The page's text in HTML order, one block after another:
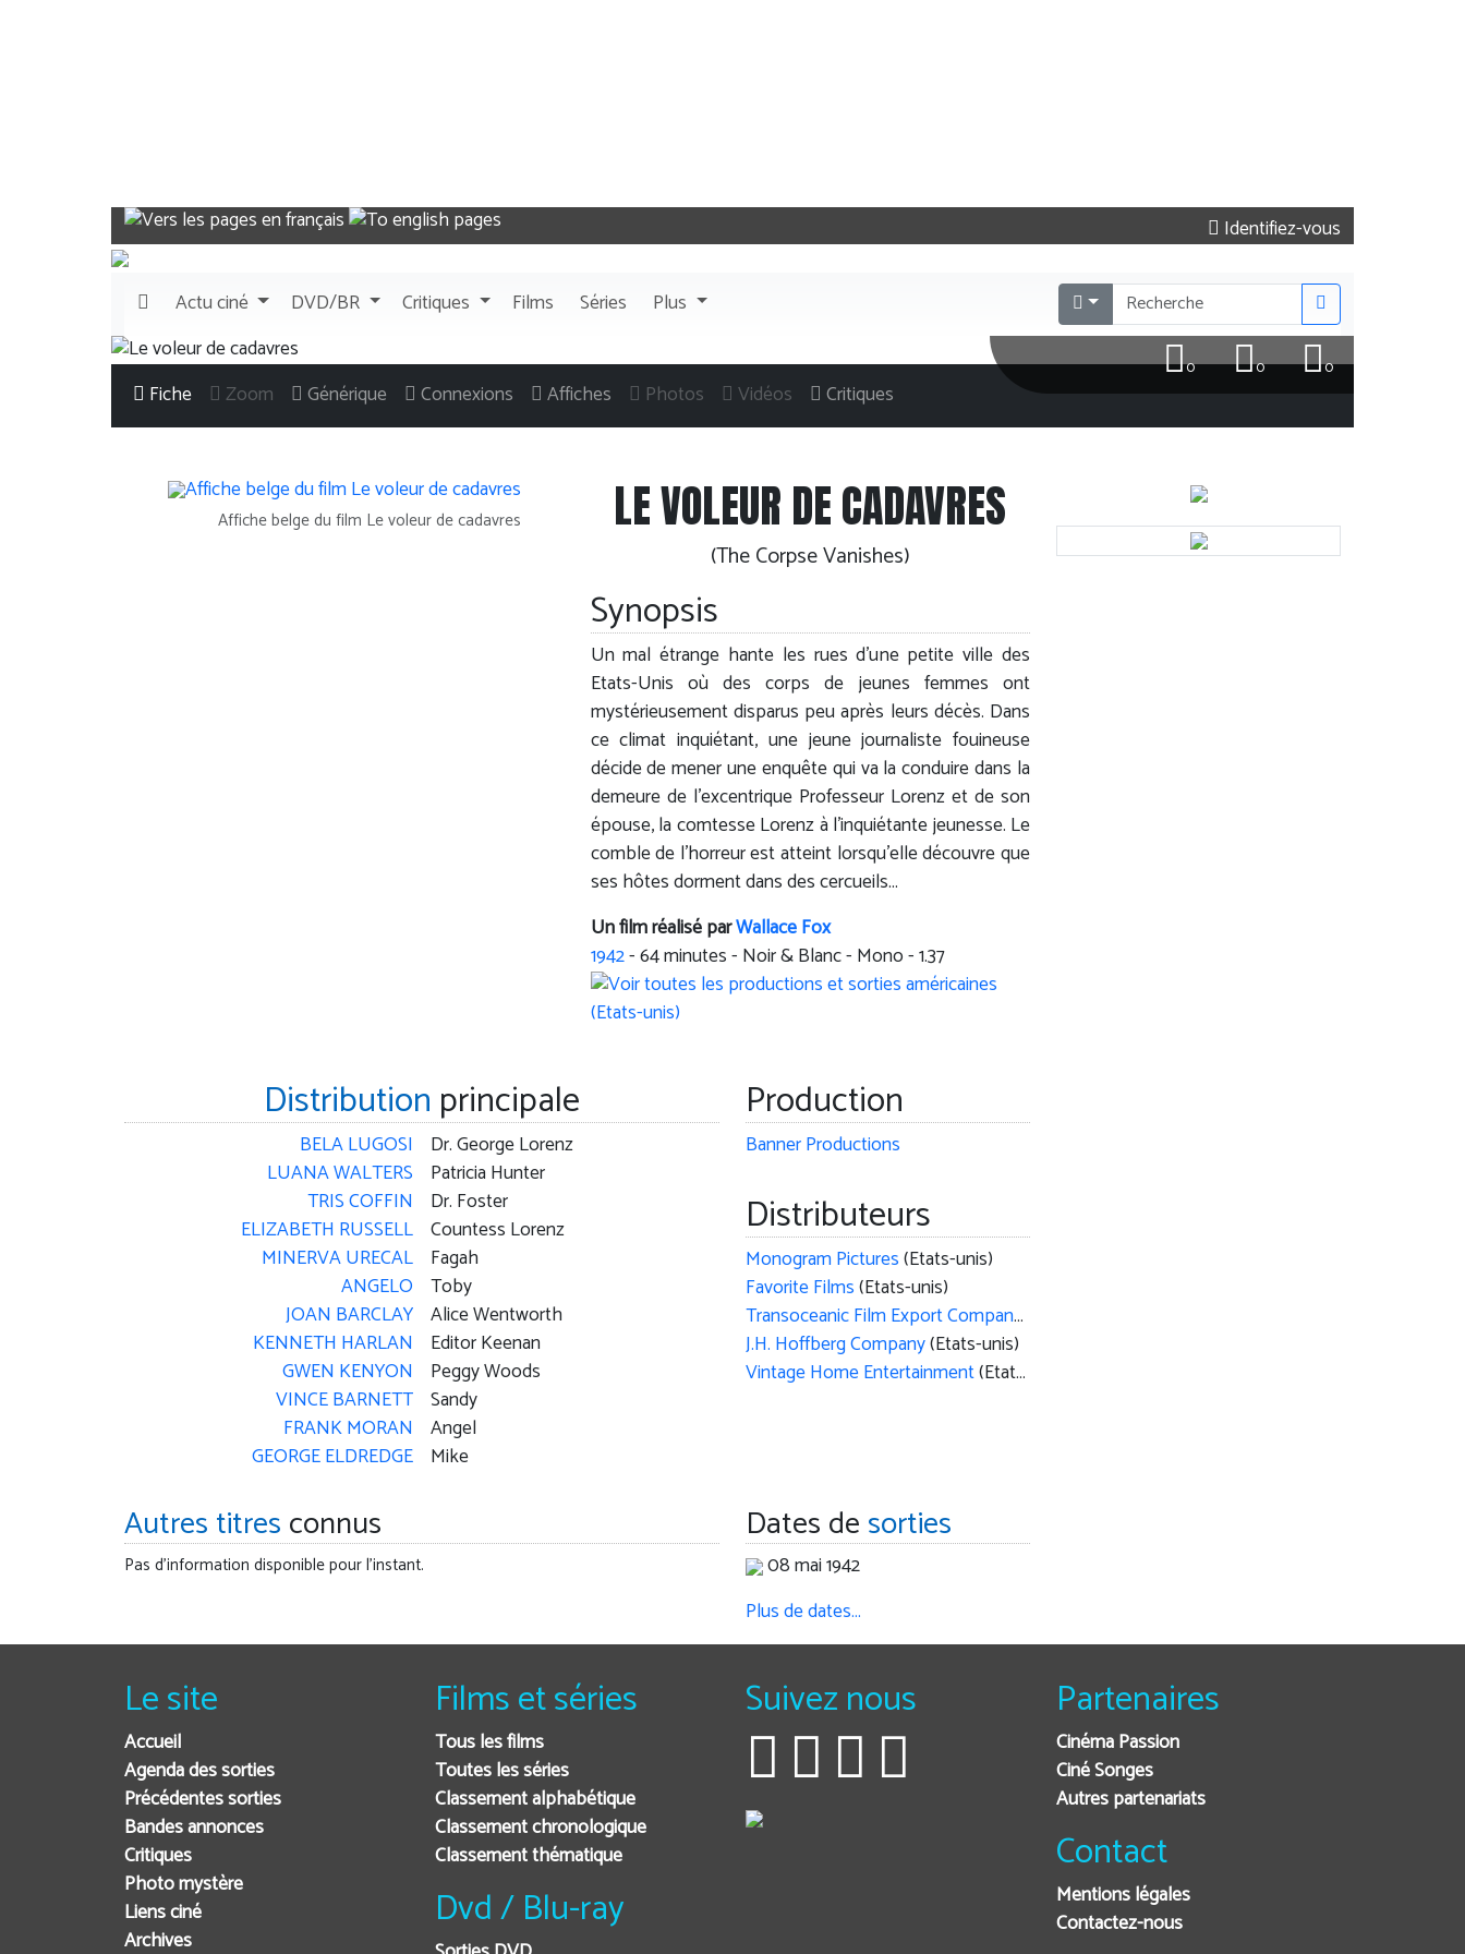
Identifiez-vous
Actuciné DVD/BR Critiques Films Séries Plus
0
0
0
Fiche Zoom Générique Connexions Affiches Photos Vidéos Critiques
Affiche belge du film Le voleur de cadavres LE VOLEUR DE CADAVRES
(The Corpse Vanishes)
Synopsis
Un mal étrange hante les rues d’une petite ville des
Etats-Unis où des corps de jeunes femmes ont
mystérieusement disparus peu après leurs décès. Dans
ce climat inquiétant, une jeune journaliste fouineuse
décide de mener une enquête qui va la conduire dans la
demeure de l’excentrique Professeur Lorenz et de son
épouse, la comtesse Lorenz à l’inquiétante jeunesse. Le
comble de l’horreur est atteint lorsqu’elle découvre que
ses hôtes dorment dans des cercueils...
Un film réalisé parWallace Fox
1942-64minutes - Noir & Blanc - Mono - 1.37
Distribution principale
BELA LUGOSI
LUANA WALTERS
TRIS COFFIN
ELIZABETH RUSSELL
MINERVA URECAL
ANGELO
JOAN BARCLAY
KENNETH HARLAN
GWEN KENYON
VINCE BARNETT
FRANK MORAN
GEORGE ELDREDGE
Dr. George Lorenz
Patricia Hunter
Dr. Foster
Countess Lorenz
Fagah
Toby
Alice Wentworth
Editor Keenan
Peggy Woods
Sandy
Angel
Mike
Production
Banner Productions
Distributeurs
Monogram Pictures(Etats-unis)
Favorite Films(Etats-unis)
Transoceanic Film Export Company(Etats-unis)
J.H. Hoffberg Company(Etats-unis)
Vintage Home Entertainment(Etats-unis)
Autres titresconnus
Pas d'information disponible pour l'instant.
Dates desorties
08 mai 1942
Plus de dates…
Le site
Accueil
Agenda des sorties
Précédentes sorties
Bandes annonces
Critiques
Photo mystère
Liens ciné
Archives
Films et séries
Tous les films
Toutes les séries
Classement alphabétique
Classement chronologique
Classement thématique
Dvd / Blu-ray
Suivez nous Partenaires
Cinéma Passion
Ciné Songes
Autres partenariats
Contact
Mentions légales
Contactez-nous